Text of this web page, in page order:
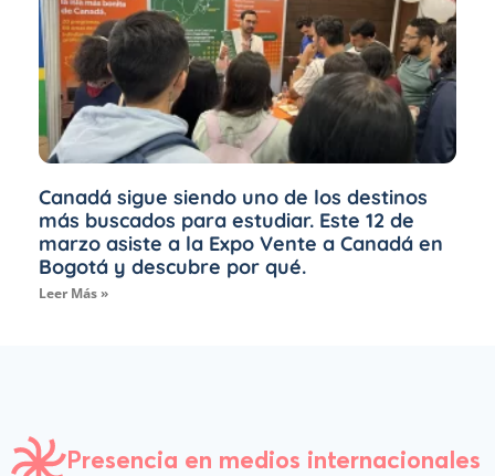
Canadá sigue siendo uno de los destinos
más buscados para estudiar. Este 12 de
marzo asiste a la Expo Vente a Canadá en
Bogotá y descubre por qué.
Leer Más »
Presencia en medios internacionales